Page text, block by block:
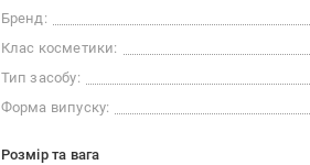
Бренд:
Клас косметики:
Тип засобу:
Форма випуску:
Розмір та вага